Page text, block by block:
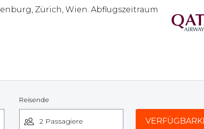
Zürich, Wien. Abflugszeitraum
Reisende